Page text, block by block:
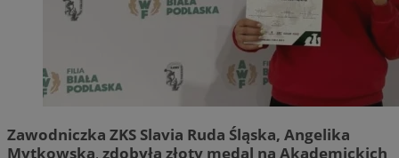
Zawodniczka ZKS Slavia Ruda Śląska, Angelika
Mytkowska, zdobyła złoty medal na Akademickich